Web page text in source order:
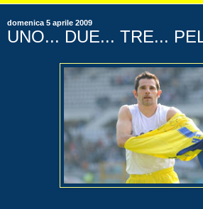
domenica 5 aprile 2009
UNO... DUE... TRE...